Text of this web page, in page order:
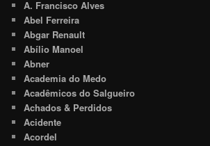
A. Francisco Alves
Abel Ferreira
Abgar Renault
Abílio Manoel
Abner
Academia do Medo
Acadêmicos do Salgueiro
Achados & Perdidos
Acidente
Acordel